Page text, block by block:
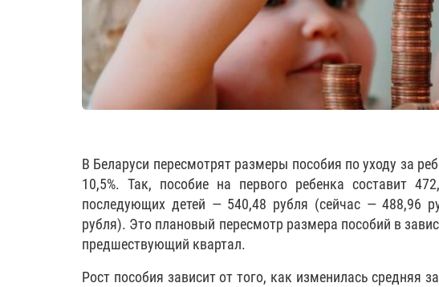
В Беларуси пересмотрят размеры пособия по уходу за
10,5%. Так, пособие на первого ребенка составит
последующих детей — 540,48 рубля (сейчас — 488,96
рубля). Это плановый пересмотр размера пособий в
предшествующий квартал.
Рост пособия зависит от того, как изменилась средняя